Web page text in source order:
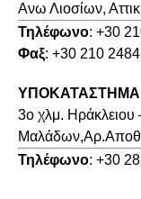
Ανω Λιοσίων,
Τηλέφωνο: +30
Φαξ: +30 210
3o χλμ.
Μαλάδων,Αρ.Αποθ.
Τηλέφωνο: +30